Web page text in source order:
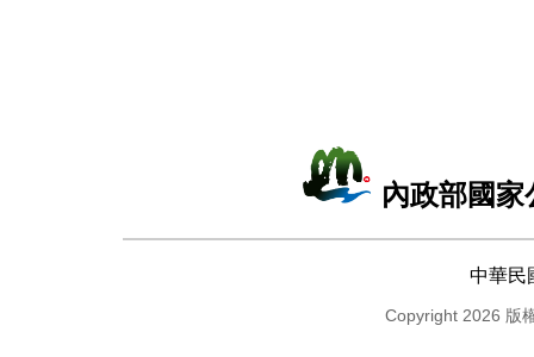
內政部國
中華民
Copyright 2026 版